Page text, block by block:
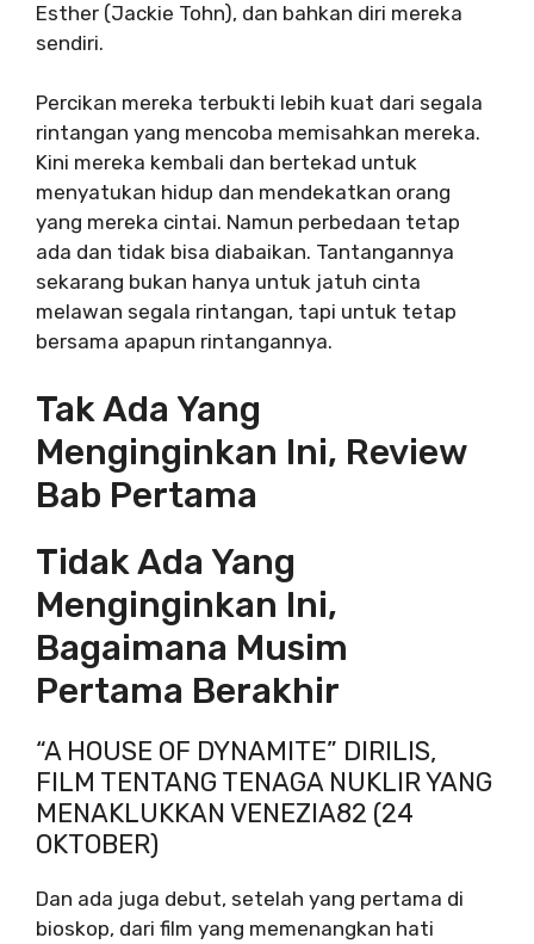
Esther (Jackie Tohn), dan bahkan diri mereka
sendiri.
Percikan mereka terbukti lebih kuat dari segala
rintangan yang mencoba memisahkan mereka.
Kini mereka kembali dan bertekad untuk
menyatukan hidup dan mendekatkan orang
yang mereka cintai. Namun perbedaan tetap
ada dan tidak bisa diabaikan. Tantangannya
sekarang bukan hanya untuk jatuh cinta
melawan segala rintangan, tapi untuk tetap
bersama apapun rintangannya.
Tak Ada Yang
Menginginkan Ini, Review
Bab Pertama
Tidak Ada Yang
Menginginkan Ini,
Bagaimana Musim
Pertama Berakhir
“A HOUSE OF DYNAMITE” DIRILIS,
FILM TENTANG TENAGA NUKLIR YANG
MENAKLUKKAN VENEZIA82 (24
OKTOBER)
Dan ada juga debut, setelah yang pertama di
bioskop, dari film yang memenangkan hati